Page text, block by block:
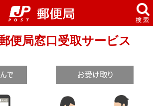
便局窓口受取サービス